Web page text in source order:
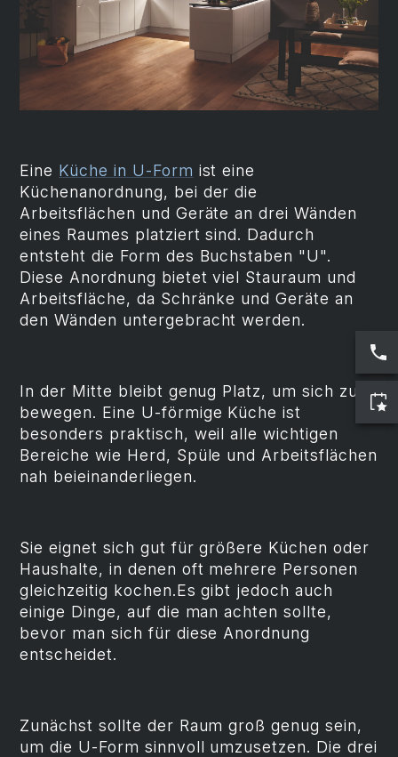
Eine Küche in U-Form ist eine
Küchenanordnung, bei der die
Arbeitsflächen und Geräte an drei Wänden
eines Raumes platziert sind. Dadurch
entsteht die Form des Buchstaben "U".
Diese Anordnung bietet viel Stauraum und
Arbeitsfläche, da Schränke und Geräte an
den Wänden untergebracht werden.
In der Mitte bleibt genug Platz, um sich zu
bewegen. Eine U-förmige Küche ist
besonders praktisch, weil alle wichtigen
Bereiche wie Herd, Spüle und Arbeitsflächen
nah beieinanderliegen.
Sie eignet sich gut für größere Küchen oder
Haushalte, in denen oft mehrere Personen
gleichzeitig kochen.Es gibt jedoch auch
einige Dinge, auf die man achten sollte,
bevor man sich für diese Anordnung
entscheidet.
Zunächst sollte der Raum groß genug sein,
um die U-Form sinnvoll umzusetzen. Die drei